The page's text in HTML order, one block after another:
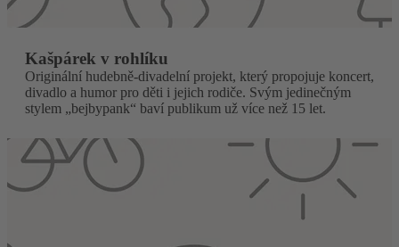
Kašpárek v rohlíku
Originální hudebně-divadelní projekt, který propojuje koncert,
divadlo a humor pro děti i jejich rodiče. Svým jedinečným
stylem „bejbypank“ baví publikum už více než 15 let.